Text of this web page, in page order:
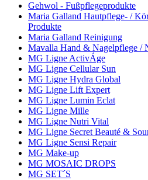
Gehwol - Fußpflegeprodukte
Maria Galland Hautpflege- /
Produkte
Maria Galland Reinigung
Mavalla Hand & Nagelpflege /
MG Ligne ActivÁge
MG Ligne Cellular Sun
MG Ligne Hydra Global
MG Ligne Lift Expert
MG Ligne Lumin Eclat
MG Ligne Mille
MG Ligne Nutri Vital
MG Ligne Secret Beauté &
MG Ligne Sensi Repair
MG Make-up
MG MOSAIC DROPS
MG SET´S